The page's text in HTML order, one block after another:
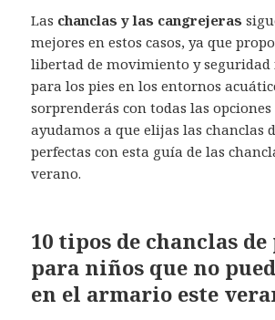
Las chanclas y las cangrejeras
mejores en estos casos, ya que
libertad de movimiento y seguridad
para los pies en los entornos
sorprenderás con todas las opciones
ayudamos a que elijas las chanclas
perfectas con esta guía de las
verano.
10 tipos de chanclas
para niños que no
en el armario este